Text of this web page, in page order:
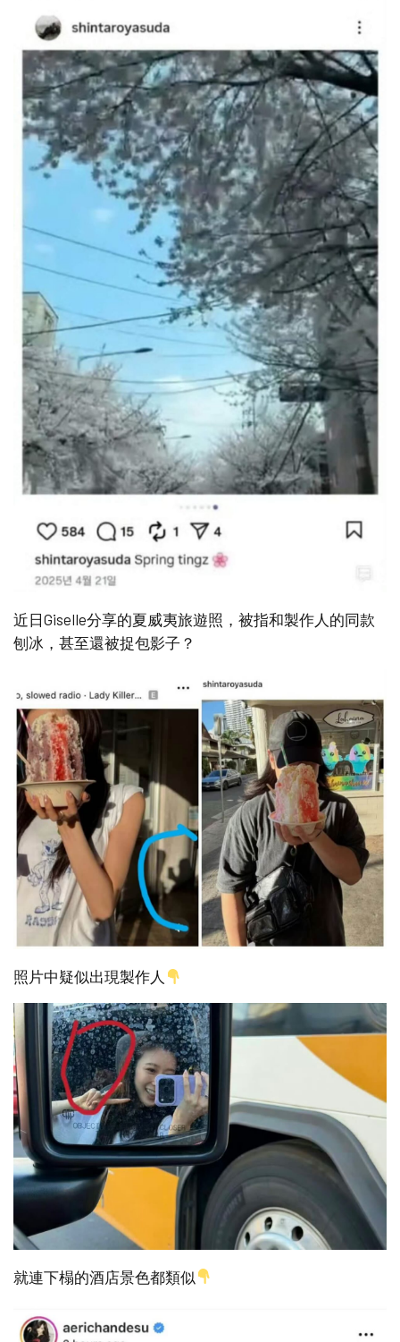
近日Giselle分享的夏威夷旅遊照，被指和製作人的同款
刨冰，甚至還被捉包影子？
照片中疑似出現製作人
就連下榻的酒店景色都類似